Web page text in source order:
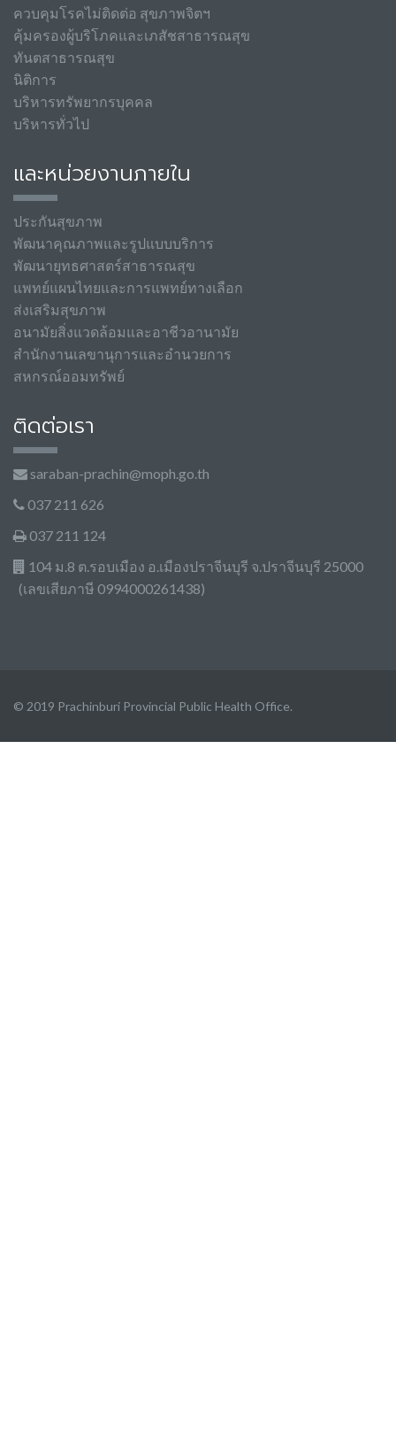
ควบคุมโรคไม่ติดต่อ สุขภาพจิตฯ
คุ้มครองผู้บริโภคและเภสัชสาธารณสุข
ทันตสาธารณสุข
นิติการ
บริหารทรัพยากรบุคคล
บริหารทั่วไป
และหน่วยงานภายใน
ประกันสุขภาพ
พัฒนาคุณภาพและรูปแบบบริการ
พัฒนายุทธศาสตร์สาธารณสุข
แพทย์แผนไทยและการแพทย์ทางเลือก
ส่งเสริมสุขภาพ
อนามัยสิ่งแวดล้อมและอาชีวอานามัย
สำนักงานเลขานุการและอำนวยการ
สหกรณ์ออมทรัพย์
ติดต่อเรา
saraban-prachin@moph.go.th
037 211 626
037 211 124
104 ม.8 ต.รอบเมือง อ.เมืองปราจีนบุรี จ.ปราจีนบุรี 25000
(เลขเสียภาษี 0994000261438)
© 2019 Prachinburi Provincial Public Health Office.